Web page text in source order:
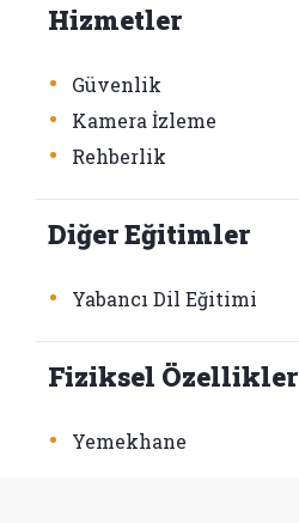
Hizmetler
• Güvenlik
• Kamera İzleme
• Rehberlik
Diğer Eğitimler
• Yabancı Dil Eğitimi
Fiziksel Özellikler
• Yemekhane